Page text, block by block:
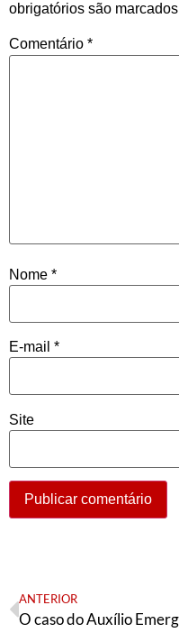
obrigatórios são
Comentário *
Nome *
E-mail *
Site
ANTERIOR